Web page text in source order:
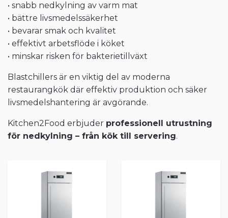
• snabb nedkylning av varm mat
• bättre livsmedelssäkerhet
• bevarar smak och kvalitet
• effektivt arbetsflöde i köket
• minskar risken för bakterietillväxt
Blastchillers är en viktig del av moderna
restaurangkök där effektiv produktion och säker
livsmedelshantering är avgörande.
Kitchen2Food erbjuder professionell utrustning
för nedkylning – från kök till servering.